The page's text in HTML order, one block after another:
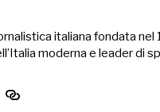
italiana fondata nel
moderna e leader di